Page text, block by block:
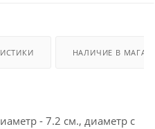
НАЛИЧИЕ В
- 7.2 см., диаметр с